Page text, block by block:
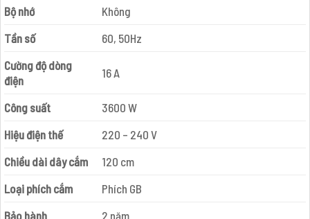
Bộ nhớ
Không
Tần số
60, 50Hz
Cường độ dòng
điện
16 A
Công suất
3600 W
Hiệu điện thế
220 – 240 V
Chiều dài dây cắm
120 cm
Loại phích cắm
Phích GB
Bảo hành
2 năm